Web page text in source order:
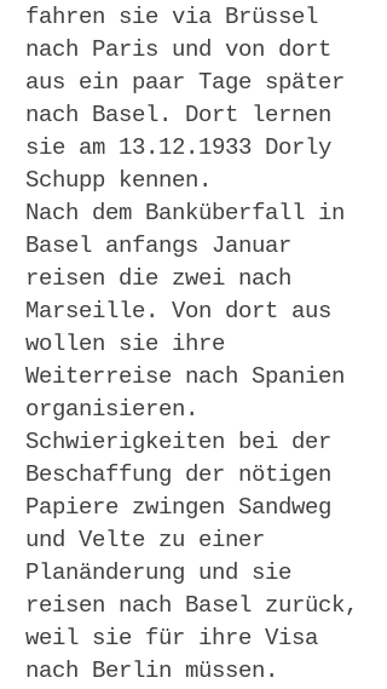
fahren sie via Brüssel
nach Paris und von dort
aus ein paar Tage später
nach Basel. Dort lernen
sie am 13.12.1933 Dorly
Schupp kennen.
Nach dem Banküberfall in
Basel anfangs Januar
reisen die zwei nach
Marseille. Von dort aus
wollen sie ihre
Weiterreise nach Spanien
organisieren.
Schwierigkeiten bei der
Beschaffung der nötigen
Papiere zwingen Sandweg
und Velte zu einer
Planänderung und sie
reisen nach Basel zurück,
weil sie für ihre Visa
nach Berlin müssen.